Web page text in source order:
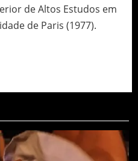
de Altos Estudos em
de Paris (1977).